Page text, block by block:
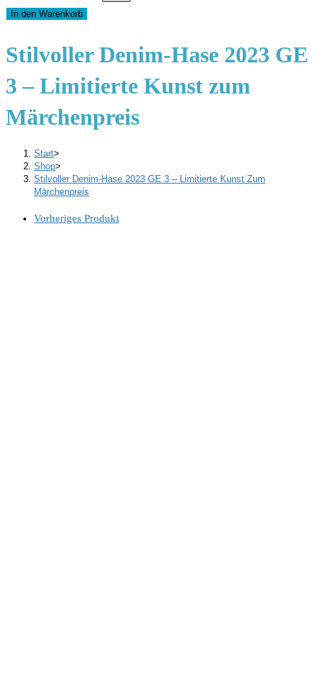
In den Warenkorb
Stilvoller Denim-Hase 2023 GE
3 – Limitierte Kunst zum
Märchenpreis
Start>
Shop>
Stilvoller Denim-Hase 2023 GE 3 – Limitierte Kunst Zum
Märchenpreis
Vorheriges Produkt